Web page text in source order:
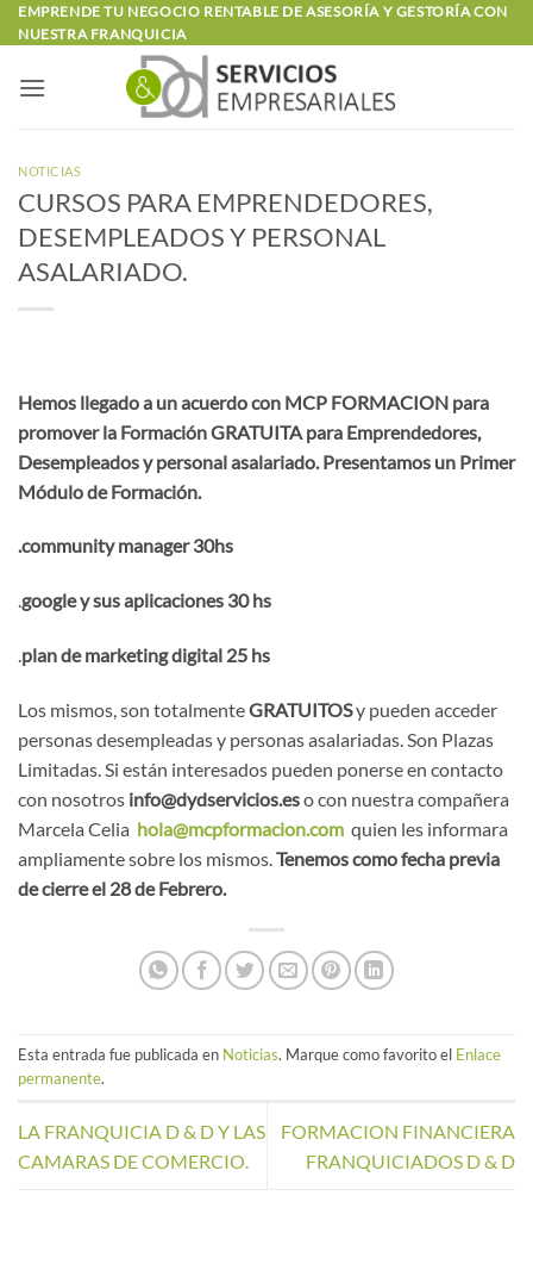
Saltar
al
EMPRENDE TU NEGOCIO RENTABLE DE ASESORÍA Y GESTORÍA CON
NUESTRA FRANQUICIA
NOTICIAS
CURSOS PARA EMPRENDEDORES,
DESEMPLEADOS Y PERSONAL
ASALARIADO.
Hemos llegado a un acuerdo con MCP FORMACION para
promover la Formación GRATUITA para Emprendedores,
Desempleados y personal asalariado. Presentamos un Primer
Módulo de Formación.
.community manager 30hs
.google y sus aplicaciones 30 hs
.plan de marketing digital 25 hs
Los mismos, son totalmenteGRATUITOSy pueden acceder
personas desempleadas y personas asalariadas. Son Plazas
Limitadas. Si están interesados pueden ponerse en contacto
con nosotros info@dydservicios.eso con nuestra compañera
Marcela Celia hola@mcpformacion.com quien les informara
ampliamente sobre los mismos. Tenemos como fecha previa
de cierre el 28 de Febrero.
Esta entrada fue publicada en Noticias. Marque como favorito el Enlace
permanente.
LA FRANQUICIA D & D Y LAS
CAMARAS DE COMERCIO.
FORMACION FINANCIERA
FRANQUICIADOS D & D